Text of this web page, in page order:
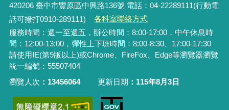
420206臺中市豐原區中興路136號 電話：04-22289111(行動電
話可撥打0910-289111)
各科室聯絡方式
服務時間：週一至週五，辦公時間：8:00-17:00，中午休息時
間：12:00-13:00，彈性上下班時間：8:00-8:30、17:00-17:30
請使用IE(第9版以上)或Chrome、FireFox、Edge等瀏覽器瀏覽
統一編號：55507404
瀏覽人次
13456064 更新日期 115年8月3日